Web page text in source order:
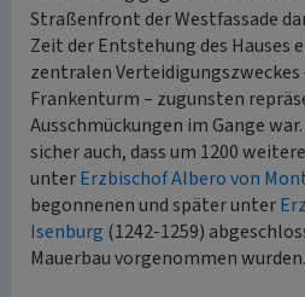
Straßenfront der Westfassade
Zeit der Entstehung des Hauses
zentralen Verteidigungszweckes
Frankenturm – zugunsten
Ausschmückungen im Gange
sicher auch, dass um 1200
unterErzbischof Albero von
begonnenen und später unter
Isenburg (1242-1259)
Mauerbau vorgenommen wurden.